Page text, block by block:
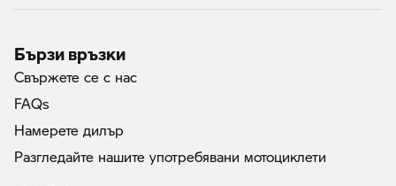
Бързи връзки
Свържете се с нас
FAQs
Намерете дилър
Разгледайте нашите употребявани мотоциклети